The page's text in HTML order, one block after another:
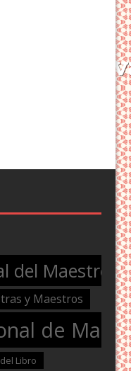
del Maestro
y Maestros
de
Libro